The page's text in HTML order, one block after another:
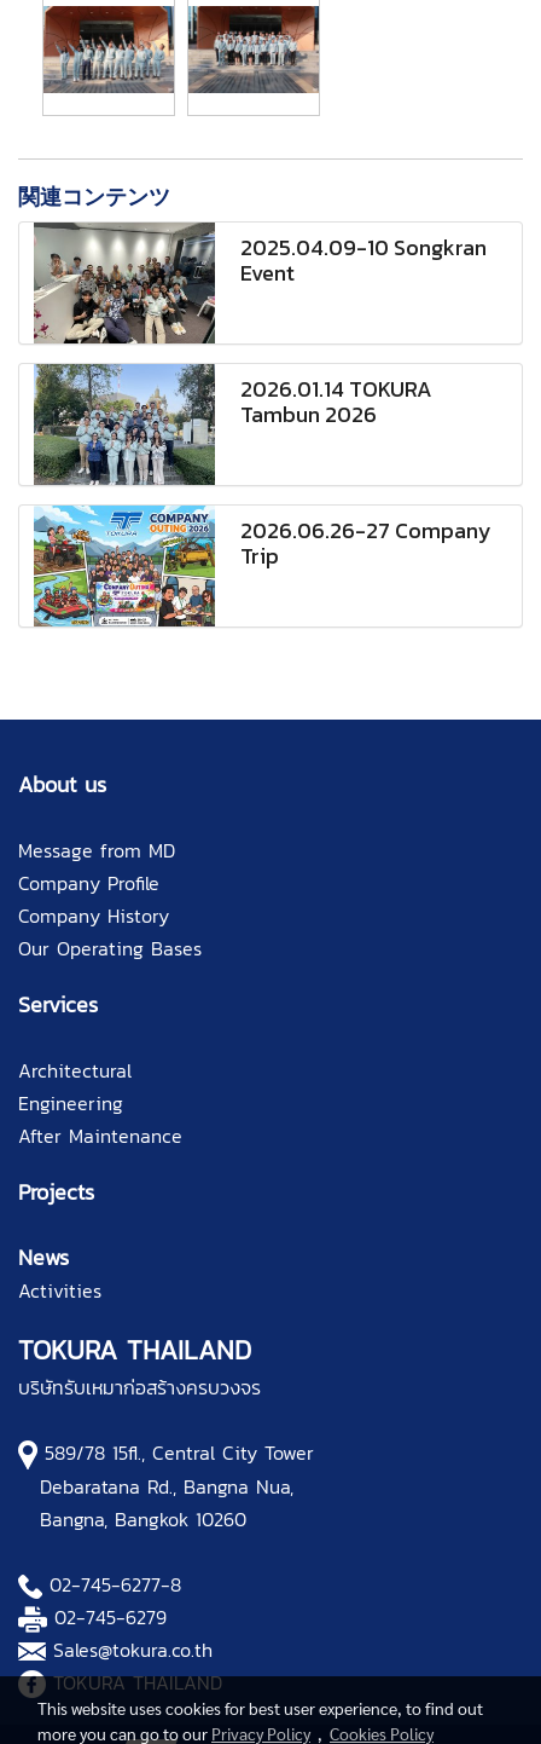
関連コンテンツ
2025.04.09-10 Songkran
Event
2026.01.14 TOKURA
Tambun 2026
2026.06.26-27 Company
Trip
About us
Message from MD
Company Profile
Company History
Our Operating Bases
Services
Architectural
Engineering
After Maintenance
Projects
News
Activities
TOKURA THAILAND
บริษัทรับเหมาก่อสร้างครบวงจร
589/78 15fl., Central City Tower
Debaratana Rd., Bangna Nua,
Bangna, Bangkok 10260
02-745-6277-8
02-745-6279
Sales@tokura.co.th
TOKURA THAILAND
This website uses cookies for best user experience, to find out
more you can go to our Privacy Policy, Cookies Policy